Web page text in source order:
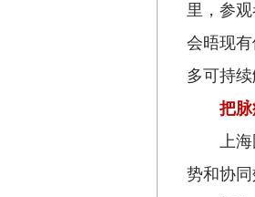
里，参
会晤现
多可持
把
上
势和协